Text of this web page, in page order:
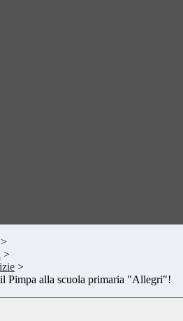
>
>
>
Pimpa alla scuola primaria "Allegri"!